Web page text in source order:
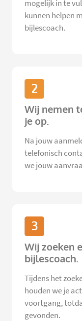
mogelijk in te
kunnen helpen
bijlescoach.
2
Wij nemen
je op.
Na jouw
telefonisch
we jouw
3
Wij zoeken
bijlescoach.
Tijdens het
houden we je
voortgang,
gevonden.